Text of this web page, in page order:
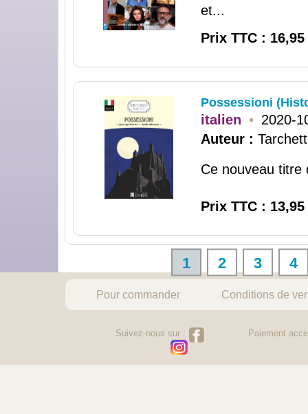
et...
Prix TTC : 16,95
Possessioni
italien • 2020-
Auteur :
Ce nouveau titre
Prix TTC : 13,95
1 2 3 4
Pour commander Conditions de
Suivez-nous sur : Paiement